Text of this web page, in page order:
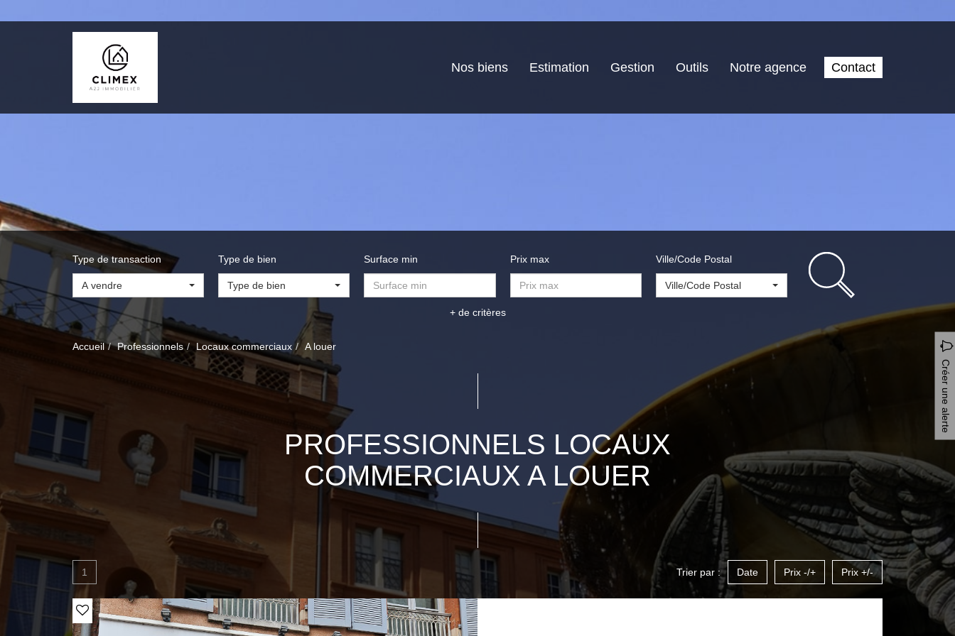
Nos biens Estimation Gestion Outils Notre agence Contact
Type de transaction
A vendre
Type de bien
Type de bien
Surface min Prix max Ville/Code Postal
Ville/Code Postal
+ de critères
Accueil Professionnels Locaux commerciaux A louer
PROFESSIONNELS LOCAUX
COMMERCIAUX A LOUER
Créer une alerte
1 Trier par : Date Prix -/+ Prix +/-